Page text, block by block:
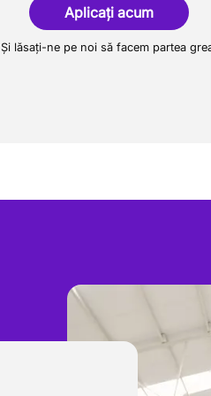
Aplicați acum
Și lăsați-ne pe noi să facem partea